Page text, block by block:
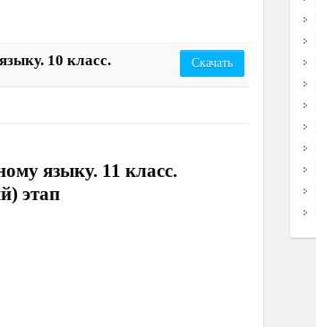
10 класс. Скачать
языку. 11 класс.
этап